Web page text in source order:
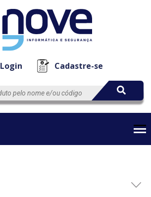
Login Cadastre-se
EmpresaAutomação